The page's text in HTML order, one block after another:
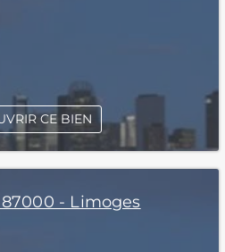
CE BIEN
- Limoges